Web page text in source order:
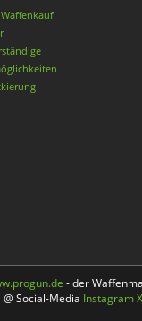
- der
@ Social-Media Instagram